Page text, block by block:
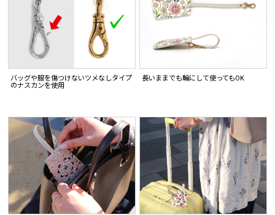
バッグや服を傷つけないツメなしタイプ
のナスカンを使用
長いままでも輪にして使ってもOK